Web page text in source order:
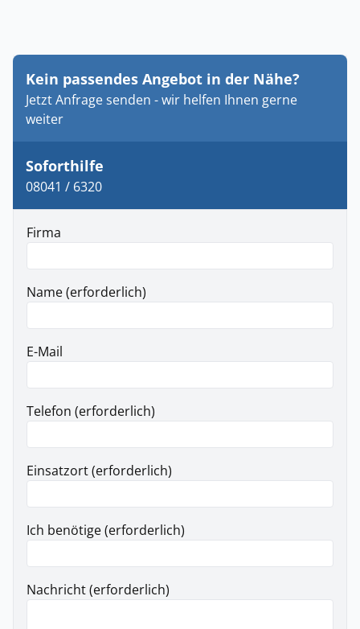
Kein passendes Angebot in der Nähe?
Jetzt Anfrage senden - wir helfen Ihnen gerne
weiter
Soforthilfe
08041 / 6320
Firma
Name (erforderlich)
E-Mail
Telefon (erforderlich)
Einsatzort (erforderlich)
Ich benötige (erforderlich)
Nachricht (erforderlich)